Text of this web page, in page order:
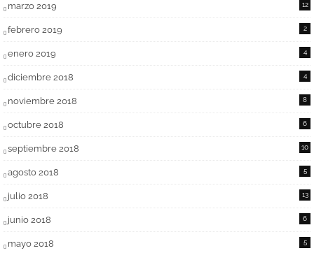
marzo 2019 12
febrero 2019 2
enero 2019 4
diciembre 2018 4
noviembre 2018 8
octubre 2018 6
septiembre 2018 10
agosto 2018 5
julio 2018 13
junio 2018 6
mayo 2018 5